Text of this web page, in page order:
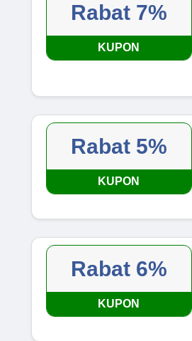
Rabat 7%
KUPON
Rabat 5%
KUPON
Rabat 6%
KUPON